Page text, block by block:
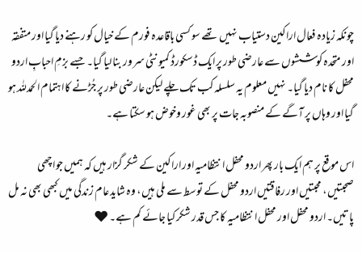
چونکہ زیادہ فعال اراکین دستیاب نہیں تھے سو کسی باقاعدہ فورم کے خیال کو رہنے دیا گیا اور متفقہ
اور متحدہ کوششوں سے عارضی طور پر ایک ڈسکورڈ کمیونٹی سرور بنا لیا گیا۔ جسے بزمِ احبابِ اردو
محفل کا نام دیا گیا۔ نہیں معلوم یہ سلسلہ کب تک چلے لیکن عارضی طور پر جُڑنے کا اہتمام الحمدللہ ہو
گیا اور وہاں پر آگے کے منصوبہ جات پر بھی غور وخوض ہو سکتا ہے۔
اس موقع پر ہم ایک بار پھر اردو محفل انتظامیہ اور اراکین کے شکر گزار ہیں کہ ہمیں جو اچھی
صحبتیں، محبتیں اور رفاقتیں اردو محفل کے توسط سے ملی ہیں، وہ شاید عام زندگی میں کبھی بھی نہ مل
پاتیں۔ اردو محفل اور محفل انتظامیہ کا جس قدر شکر کیا جائے کم ہے۔ ❤️